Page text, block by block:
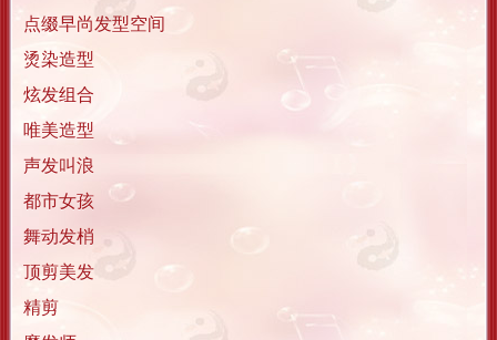
点缀早尚发型空间
烫染造型
炫发组合
唯美造型
声发叫浪
都市女孩
舞动发梢
顶剪美发
精剪